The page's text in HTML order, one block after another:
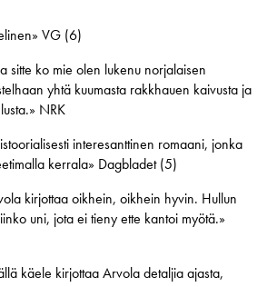
VG (6)
sitte ko mie olen lukenu norjalaisen
yhtä kuumasta rakkhauen kaivusta ja
NRK
interesanttinen romaani, jonka
kerrala» Dagbladet (5)
kirjottaa oikhein, oikhein hyvin. Hullun
uni, jota ei tieny ette kantoi myötä.»
käele kirjottaa Arvola detaljia ajasta,